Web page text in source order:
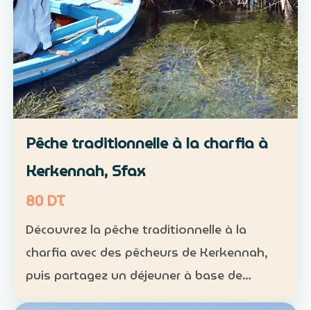
Pêche traditionnelle à la charfia à
Kerkennah, Sfax
80 DT
Découvrez la pêche traditionnelle à la
charfia avec des pêcheurs de Kerkennah,
puis partagez un déjeuner à base de
poisson. Expérience : sortie en mer et